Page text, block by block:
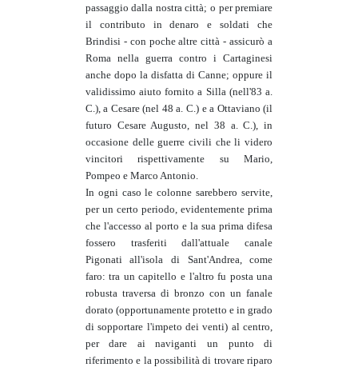
passaggio dalla nostra città; o per premiare
il contributo in denaro e soldati che
Brindisi - con poche altre città - assicurò a
Roma nella guerra contro i Cartaginesi
anche dopo la disfatta di Canne; oppure il
validissimo aiuto fornito a Silla (nell'83 a.
C.), a Cesare (nel 48 a. C.) e a Ottaviano (il
futuro Cesare Augusto, nel 38 a. C.), in
occasione delle guerre civili che li videro
vincitori rispettivamente su Mario,
Pompeo e Marco Antonio.
In ogni caso le colonne sarebbero servite,
per un certo periodo, evidentemente prima
che l'accesso al porto e la sua prima difesa
fossero trasferiti dall'attuale canale
Pigonati all'isola di Sant'Andrea, come
faro: tra un capitello e l'altro fu posta una
robusta traversa di bronzo con un fanale
dorato (opportunamente protetto e in grado
di sopportare l'impeto dei venti) al centro,
per dare ai naviganti un punto di
riferimento e la possibilità di trovare riparo